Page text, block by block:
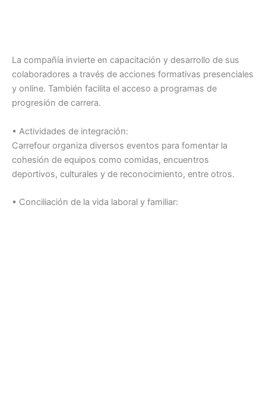
La compañía invierte en capacitación y desarrollo de sus
colaboradores a través de acciones formativas presenciales
y online. También facilita el acceso a programas de
progresión de carrera.
• Actividades de integración:
Carrefour organiza diversos eventos para fomentar la
cohesión de equipos como comidas, encuentros
deportivos, culturales y de reconocimiento, entre otros.
• Conciliación de la vida laboral y familiar: